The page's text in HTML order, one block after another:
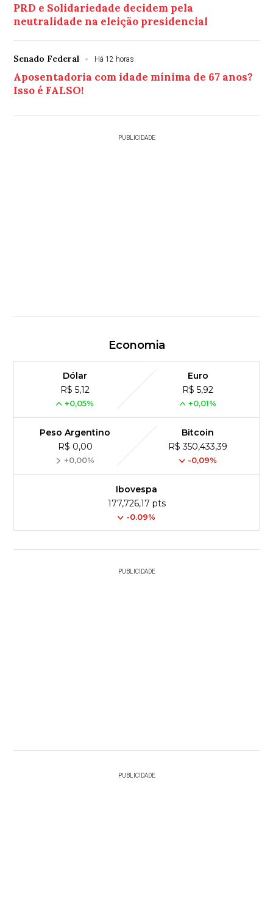
PRD e Solidariedade decidem pela
neutralidade na eleição presidencial
Senado Federal Há 12 horas
Aposentadoria com idade mínima de 67 anos?
Isso é FALSO!
PUBLICIDADE
Economia
Dólar
R$ 5,12
+0,05%
Euro
R$ 5,92
+0,01%
Peso Argentino
R$ 0,00
+0,00%
Bitcoin
R$ 350,433,39
-0,09%
Ibovespa
177,726,17 pts
-0.09%
PUBLICIDADE
PUBLICIDADE